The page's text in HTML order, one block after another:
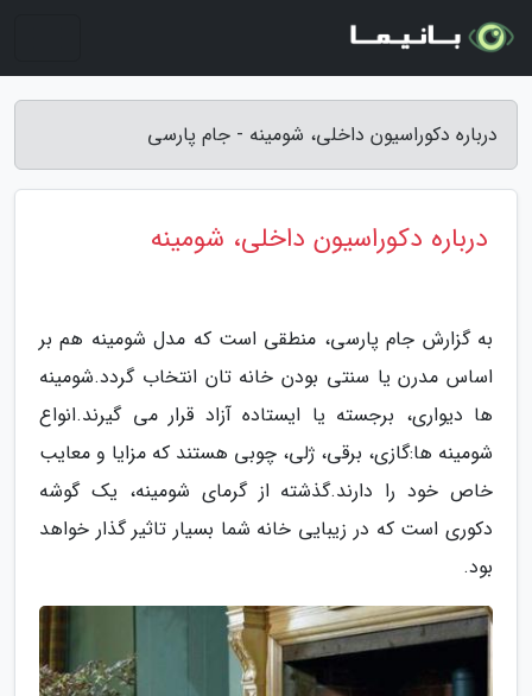
درباره دکوراسیون داخلی، شومینه - جام پارسی
درباره دکوراسیون داخلی، شومینه
به گزارش جام پارسی، منطقی است که مدل شومینه هم بر
اساس مدرن یا سنتی بودن خانه تان انتخاب گردد.شومینه
ها دیواری، برجسته یا ایستاده آزاد قرار می گیرند.انواع
شومینه ها:گازی، برقی، ژلی، چوبی هستند که مزایا و معایب
خاص خود را دارند.گذشته از گرمای شومینه، یک گوشه
دکوری است که در زیبایی خانه شما بسیار تاثیر گذار خواهد
بود.